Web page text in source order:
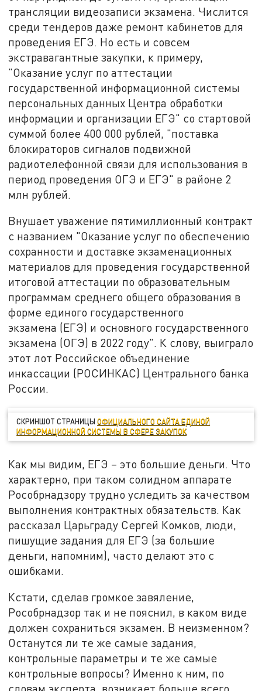
трансляции видеозаписи экзамена. Числится
среди тендеров даже ремонт кабинетов для
проведения ЕГЭ. Но есть и совсем
экстравагантные закупки, к примеру,
"Оказание услуг по аттестации
государственной информационной системы
персональных данных Центра обработки
информации и организации ЕГЭ" со стартовой
суммой более 400 000 рублей, "поставка
блокираторов сигналов подвижной
радиотелефонной связи для использования в
период проведения ОГЭ и ЕГЭ" в районе 2
млн рублей.
Внушает уважение пятимиллионный контракт
с названием "Оказание услуг по обеспечению
сохранности и доставке экзаменационных
материалов для проведения государственной
итоговой аттестации по образовательным
программам среднего общего образования в
форме единого государственного
экзамена (ЕГЭ) и основного государственного
экзамена (ОГЭ) в 2022 году". К слову, выиграло
этот лот Российское объединение
инкассации (РОСИНКАС) Центрального банка
России.
СКРИНШОТ СТРАНИЦЫОФИЦИАЛЬНОГО САЙТА ЕДИНОЙ
ИНФОРМАЦИОННОЙ СИСТЕМЫ В СФЕРЕ ЗАКУПОК
Как мы видим, ЕГЭ – это большие деньги. Что
характерно, при таком солидном аппарате
Рособрнадзору трудно уследить за качеством
выполнения контрактных обязательств. Как
рассказал Царьграду Сергей Комков, люди,
пишущие задания для ЕГЭ (за большие
деньги, напомним), часто делают это с
ошибками.
Кстати, сделав громкое завяление,
Рособрнадзор так и не пояснил, в каком виде
должен сохраниться экзамен. В неизменном?
Останутся ли те же самые задания,
контрольные параметры и те же самые
контрольные вопросы? Именно к ним, по